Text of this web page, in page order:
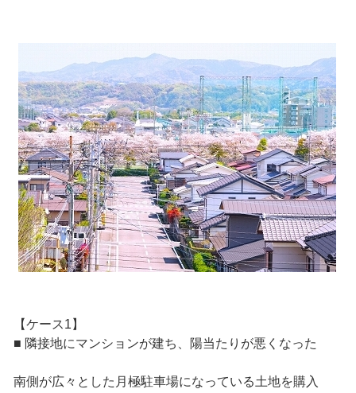
【ケース1】
■ 隣接地にマンションが建ち、陽当たりが悪くなった
南側が広々とした月極駐車場になっている土地を購入